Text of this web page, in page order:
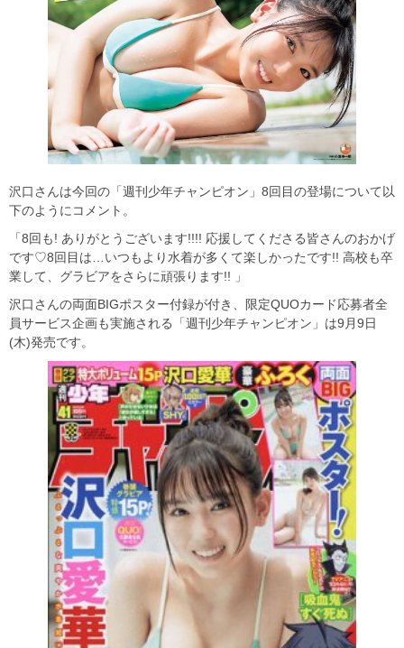
沢口さんは今回の「週刊少年チャンピオン」8回目の登場について以
下のようにコメント。
「8回も! ありがとうございます!!!! 応援してくださる皆さんのおかげ
です♡8回目は…いつもより水着が多くて楽しかったです!! 高校も卒
業して、グラビアをさらに頑張ります!! 」
沢口さんの両面BIGポスター付録が付き、限定QUOカード応募者全
員サービス企画も実施される「週刊少年チャンピオン」は9月9日
(木)発売です。